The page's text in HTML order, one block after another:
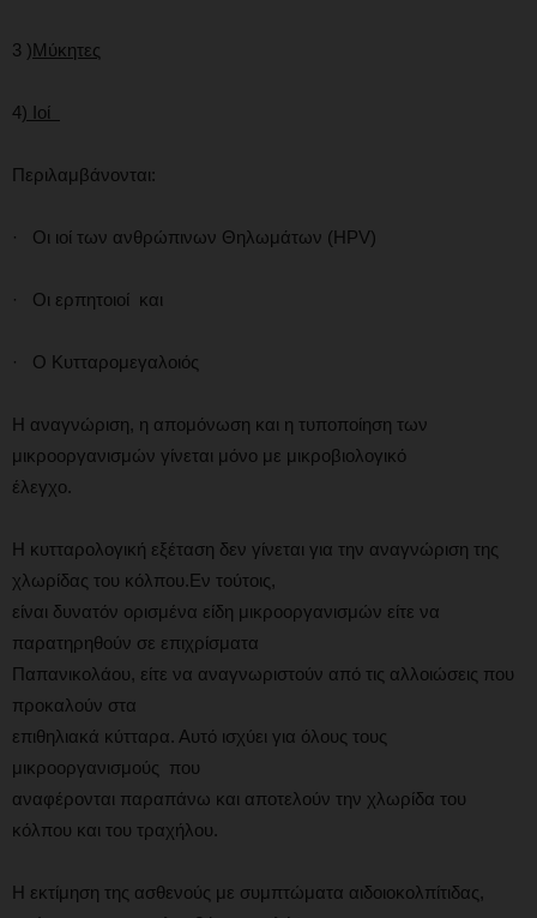
3 )Μύκητες
4) Ιοί
Περιλαμβάνονται:
· Οι ιοί των ανθρώπινων Θηλωμάτων (HPV)
· Οι ερπητοιοί και
· Ο Κυτταρομεγαλοιός
Η αναγνώριση, η απομόνωση και η τυποποίηση των
μικροοργανισμών γίνεται μόνο με μικροβιολογικό
έλεγχο.
Η κυτταρολογική εξέταση δεν γίνεται για την αναγνώριση της
χλωρίδας του κόλπου.Εν τούτοις,
είναι δυνατόν ορισμένα είδη μικροοργανισμών είτε να
παρατηρηθούν σε επιχρίσματα
Παπανικολάου, είτε να αναγνωριστούν από τις αλλοιώσεις που
προκαλούν στα
επιθηλιακά κύτταρα. Αυτό ισχύει για όλους τους
μικροοργανισμούς που
αναφέρονται παραπάνω και αποτελούν την χλωρίδα του
κόλπου και του τραχήλου.
Η εκτίμηση της ασθενούς με συμπτώματα αιδοιοκολπίτιδας,